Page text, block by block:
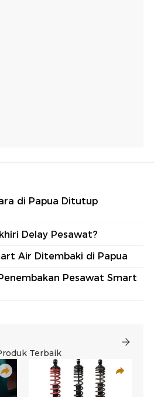
di Papua Ditutup
Delay Pesawat?
Air Ditembaki di Papua
Pesawat Smart